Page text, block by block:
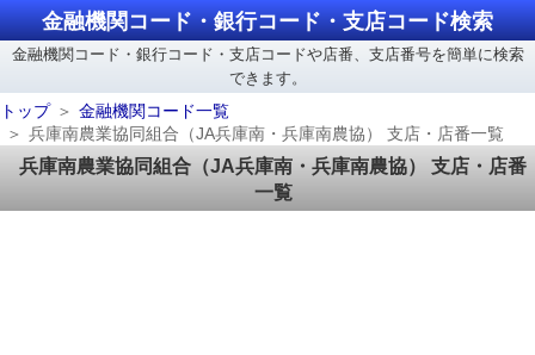
金融機関コード・銀行コード・支店コード検索
金融機関コード・銀行コード・支店コードや店番、支店番号を簡単に検索
できます。
トップ
金融機関コード一覧
兵庫南農業協同組合（JA兵庫南・兵庫南農協） 支店・店番一覧
兵庫南農業協同組合（JA兵庫南・兵庫南農協） 支店・店番
一覧